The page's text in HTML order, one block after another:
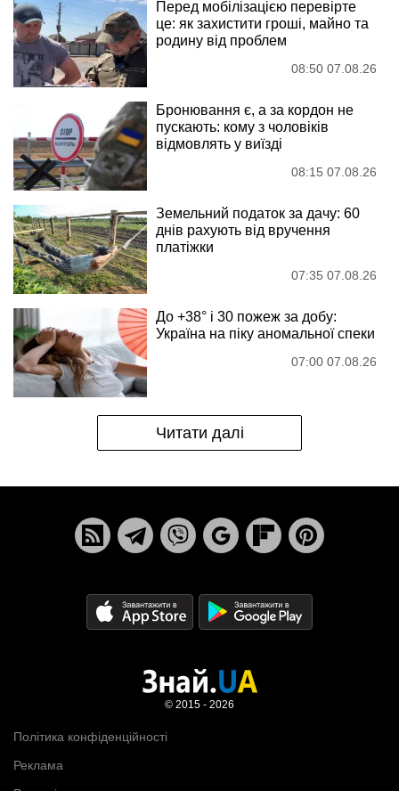
Перед мобілізацією перевірте
це: як захистити гроші, майно та
родину від проблем
08:50 07.08.26
Бронювання є, а за кордон не
пускають: кому з чоловіків
відмовлять у виїзді
08:15 07.08.26
Земельний податок за дачу: 60
днів рахують від вручення
платіжки
07:35 07.08.26
До +38° і 30 пожеж за добу:
Україна на піку аномальної спеки
07:00 07.08.26
Читати далі
Політика конфіденційності
Реклама
© 2015 - 2026